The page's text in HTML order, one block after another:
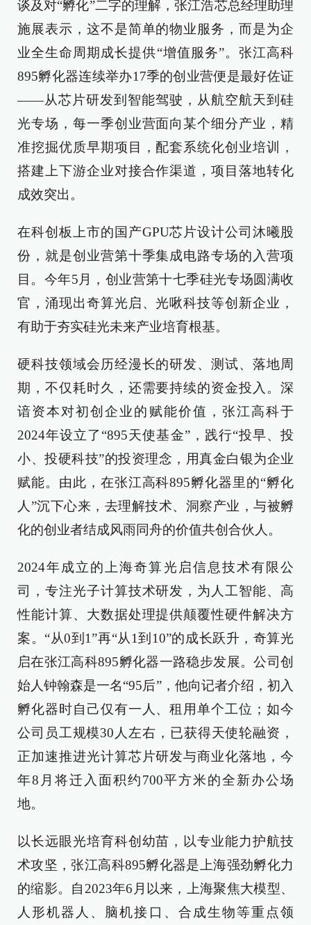
谈及对“孵化”二字的理解，张江浩芯总经理助理
施展表示，这不是简单的物业服务，而是为企
业全生命周期成长提供“增值服务”。张江高科
895孵化器连续举办17季的创业营便是最好佐证
——从芯片研发到智能驾驶，从航空航天到硅
光专场，每一季创业营面向某个细分产业，精
准挖掘优质早期项目，配套系统化创业培训，
搭建上下游企业对接合作渠道，项目落地转化
成效突出。
在科创板上市的国产GPU芯片设计公司沐曦股
份，就是创业营第十季集成电路专场的入营项
目。今年5月，创业营第十七季硅光专场圆满收
官，涌现出奇算光启、光啾科技等创新企业，
有助于夯实硅光未来产业培育根基。
硬科技领域会历经漫长的研发、测试、落地周
期，不仅耗时久，还需要持续的资金投入。深
谙资本对初创企业的赋能价值，张江高科于
2024年设立了“895天使基金”，践行“投早、投
小、投硬科技”的投资理念，用真金白银为企业
赋能。由此，在张江高科895孵化器里的“孵化
人”沉下心来，去理解技术、洞察产业，与被孵
化的创业者结成风雨同舟的价值共创合伙人。
2024年成立的上海奇算光启信息技术有限公
司，专注光子计算技术研发，为人工智能、高
性能计算、大数据处理提供颠覆性硬件解决方
案。“从0到1”再“从1到10”的成长跃升，奇算光
启在张江高科895孵化器一路稳步发展。公司创
始人钟翰森是一名“95后”，他向记者介绍，初入
孵化器时自己仅有一人、租用单个工位；如今
公司员工规模30人左右，已获得天使轮融资，
正加速推进光计算芯片研发与商业化落地，今
年8月将迁入面积约700平方米的全新办公场
地。
以长远眼光培育科创幼苗，以专业能力护航技
术攻坚，张江高科895孵化器是上海强劲孵化力
的缩影。自2023年6月以来，上海聚焦大模型、
人形机器人、脑机接口、合成生物等重点领